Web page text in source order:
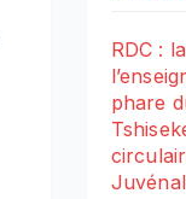
RDC :
phare